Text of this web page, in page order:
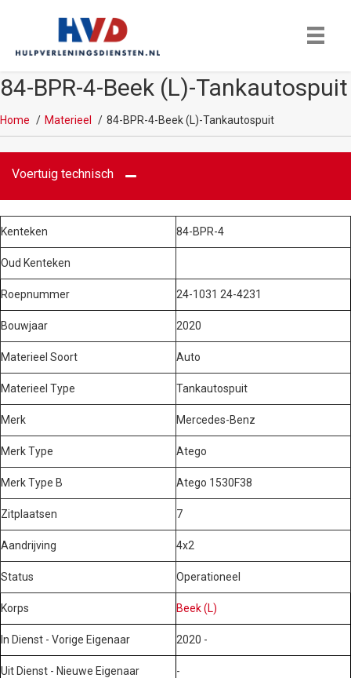
84-BPR-4-Beek (L)-Tankautospuit
Home Materieel 84-BPR-4-Beek (L)-Tankautospuit
Voertuig technisch
Kenteken 84-BPR-4
Oud Kenteken
Roepnummer 24-1031 24-4231
Bouwjaar 2020
Materieel Soort Auto
Materieel Type Tankautospuit
Merk Mercedes-Benz
Merk Type Atego
Merk Type B Atego 1530F38
Zitplaatsen 7
Aandrijving 4x2
Status Operationeel
Korps Beek (L)
In Dienst - Vorige Eigenaar 2020 -
Uit Dienst - Nieuwe Eigenaar -